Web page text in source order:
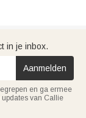
in je inbox.
Aanmelden
en ga ermee
van Callie